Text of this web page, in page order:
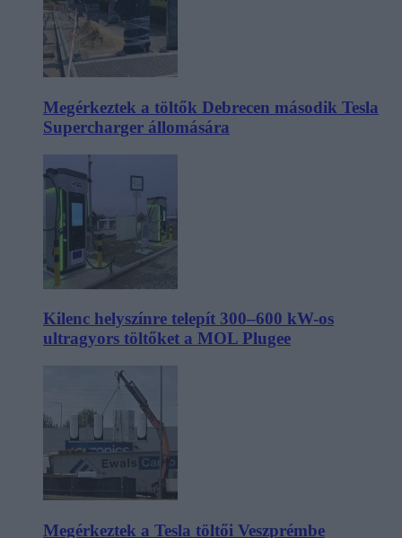
Megérkeztek a töltők Debrecen második Tesla
Supercharger állomására
Kilenc helyszínre telepít 300–600 kW-os
ultragyors töltőket a MOL Plugee
Megérkeztek a Tesla töltői Veszprémbe